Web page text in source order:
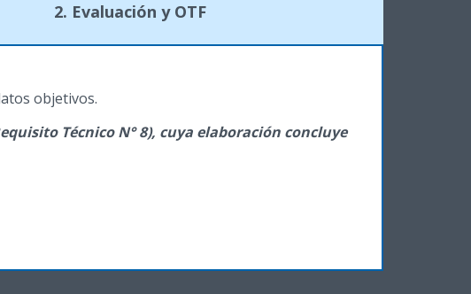
2. Evaluación y OTF
objetivos.
Técnico N° 8), cuya elaboración concluye